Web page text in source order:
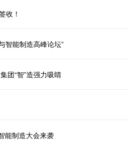
收！
智能制造高峰论坛”
团“智”造强力吸睛
能制造大会来袭